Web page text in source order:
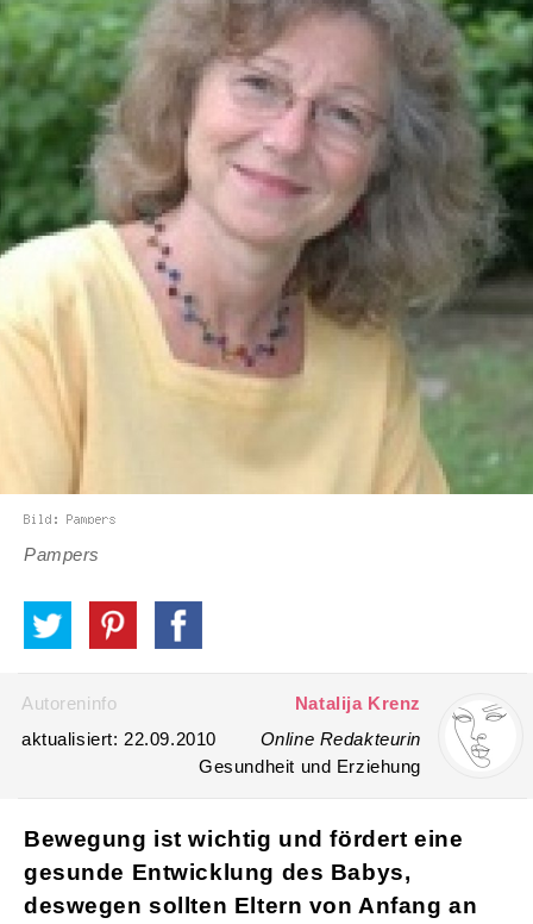
Pampers
Autoreninfo
Natalija Krenz
aktualisiert: 22.09.2010
Online Redakteurin
Gesundheit und Erziehung
Bewegung ist wichtig und fördert eine
gesunde Entwicklung des Babys,
deswegen sollten Eltern von Anfang an